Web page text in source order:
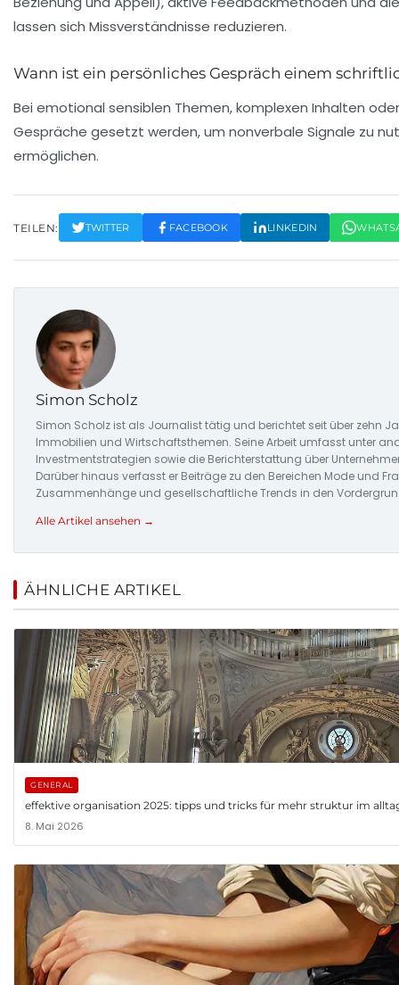
lassen sich Missverständnisse reduzieren.
Wann ist ein persönliches Gespräch einem
Bei emotional sensiblen Themen, komplexen Inhalten
Gespräche gesetzt werden, um nonverbale Signale zu
ermöglichen.
TEILEN: TWITTER FACEBOOK LINKEDIN
Simon Scholz
Simon Scholz ist als Journalist tätig und berichtet seit über zehn
Immobilien und Wirtschaftsthemen. Seine Arbeit umfasst unter
Investmentstrategien sowie die Berichterstattung über
Darüber hinaus verfasst er Beiträge zu den Bereichen Mode und
Zusammenhänge und gesellschaftliche Trends in den
Alle Artikel ansehen →
ÄHNLICHE ARTIKEL
GENERAL
effektive organisation 2025: tipps und tricks für mehr struktur im
8. Mai 2026